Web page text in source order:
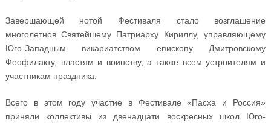
Завершающей нотой Фестиваля стало возглашение
многолетнов Святейшему Патриарху Кириллу, управляющему
Юго-Западным викариатством епископу Дмитровскому
Феофилакту, властям и воинству, а также всем устроителям и
участникам праздника.
Всего в этом году участие в Фестивале «Пасха и Россия»
приняли коллективы из двенадцати воскресных школ Юго-